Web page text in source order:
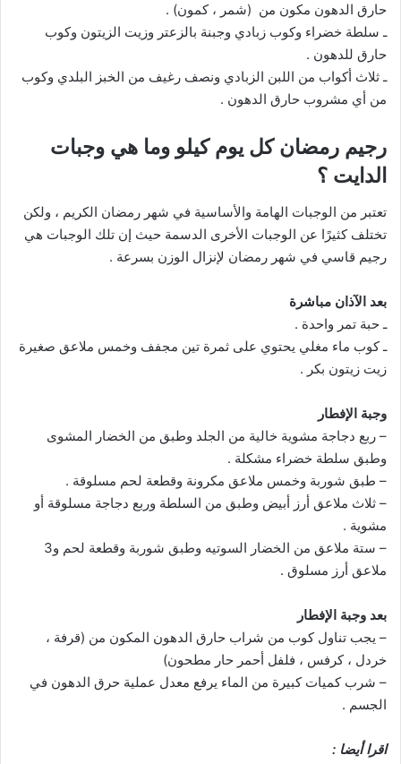
حارق الدهون مكون من (شمر ، كمون) .
ـ سلطة خضراء وكوب زبادي وجبنة بالزعتر وزيت الزيتون وكوب
حارق للدهون .
ـ ثلاث أكواب من اللبن الزبادي ونصف رغيف من الخبز البلدي وكوب
من أي مشروب حارق الدهون .
رجيم رمضان كل يوم كيلو وما هي وجبات
الدايت ؟
تعتبر من الوجبات الهامة والأساسية في شهر رمضان الكريم ، ولكن
تختلف كثيرًا عن الوجبات الأخرى الدسمة حيث إن تلك الوجبات هي
رجيم قاسي في شهر رمضان لإنزال الوزن بسرعة .
بعد الآذان مباشرة
ـ حبة تمر واحدة .
ـ كوب ماء مغلي يحتوي على ثمرة تين مجفف وخمس ملاعق صغيرة
زيت زيتون بكر .
وجبة الإفطار
– ربع دجاجة مشوية خالية من الجلد وطبق من الخضار المشوى
وطبق سلطة خضراء مشكلة .
– طبق شوربة وخمس ملاعق مكرونة وقطعة لحم مسلوقة .
– ثلاث ملاعق أرز أبيض وطبق من السلطة وربع دجاجة مسلوقة أو
مشوية .
– ستة ملاعق من الخضار السوتيه وطبق شوربة وقطعة لحم و3
ملاعق أرز مسلوق .
بعد وجبة الإفطار
– يجب تناول كوب من شراب حارق الدهون المكون من (قرفة ،
خردل ، كرفس ، فلفل أحمر حار مطحون)
– شرب كميات كبيرة من الماء يرفع معدل عملية حرق الدهون في
الجسم .
اقرا أيضا :